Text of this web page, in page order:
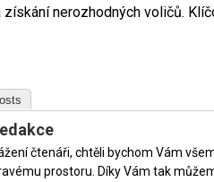
nerozhodných voličů.
čtenáři, chtěli bychom Vám
prostoru. Díky Vám tak